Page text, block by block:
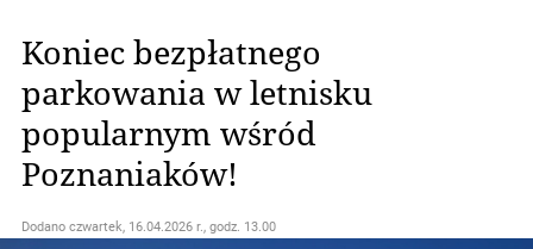
Koniec bezpłatnego
parkowania w letnisku
popularnym wśród
Poznaniaków!
Dodano czwartek, 16.04.2026 r., godz. 13.00